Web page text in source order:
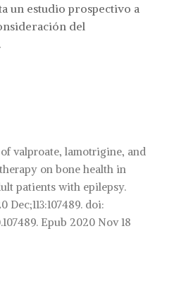
un estudio prospectivo a
del
valproate, lamotrigine, and
on bone health in
patients with epilepsy.
Dec;113:107489. doi:
Epub 2020 Nov 18